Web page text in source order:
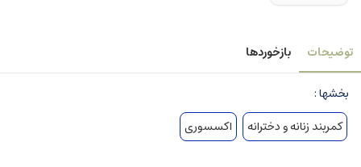
توضیحات بازخوردها
بخشها :
کمربند زنانه و دخترانه
اکسسوری